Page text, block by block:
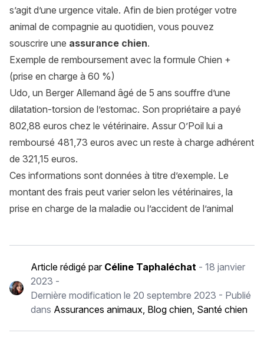
s’agit d’une urgence vitale. Afin de bien protéger votre
animal de compagnie au quotidien, vous pouvez
souscrire une assurance chien.
Exemple de remboursement avec la formule Chien +
(prise en charge à 60 %)
Udo, un Berger Allemand âgé de 5 ans souffre d’une
dilatation-torsion de l’estomac. Son propriétaire a payé
802,88 euros chez le vétérinaire. Assur O’Poil lui a
remboursé 481,73 euros avec un reste à charge adhérent
de 321,15 euros.
Ces informations sont données à titre d’exemple. Le
montant des frais peut varier selon les vétérinaires, la
prise en charge de la maladie ou l’accident de l’animal
Article rédigé par Céline Taphaléchat -18 janvier
2023 -
Dernière modification le 20 septembre 2023 - Publié
dans Assurances animaux Blog chien Santé chien